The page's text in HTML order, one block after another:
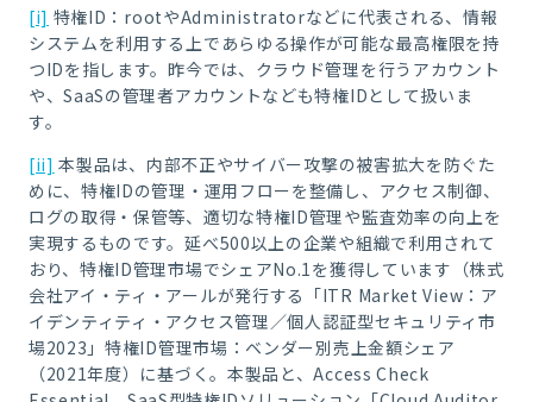
[i] 特権ID：rootやAdministratorなどに代表される、情報
システムを利用する上であらゆる操作が可能な最高権限を持
つIDを指します。昨今では、クラウド管理を行うアカウント
や、SaaSの管理者アカウントなども特権IDとして扱いま
す。
[ii] 本製品は、内部不正やサイバー攻撃の被害拡大を防ぐた
めに、特権IDの管理・運用フローを整備し、アクセス制御、
ログの取得・保管等、適切な特権ID管理や監査効率の向上を
実現するものです。延べ500以上の企業や組織で利用されて
おり、特権ID管理市場でシェアNo.1を獲得しています（株式
会社アイ・ティ・アールが発行する「ITR Market View：ア
イデンティティ・アクセス管理／個人認証型セキュリティ市
場2023」特権ID管理市場：ベンダー別売上金額シェア
（2021年度）に基づく。本製品と、Access Check